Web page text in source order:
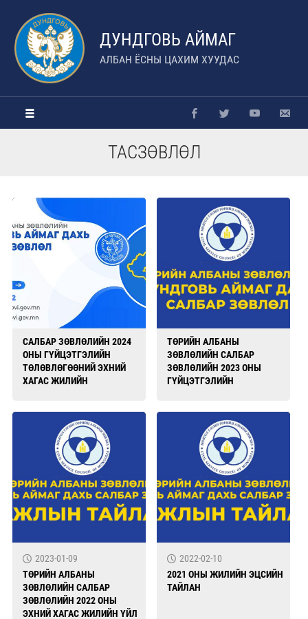
ДУНДГОВЬ АЙМАГ
АЛБАН ЁСНЫ ЦАХИМ ХУУДАС
ТАСЗӨВЛӨЛ
САЛБАР ЗӨВЛӨЛИЙН 2024
ОНЫ ГҮЙЦЭТГЭЛИЙН
ТӨЛӨВЛӨГӨӨНИЙ ЭХНИЙ
ХАГАС ЖИЛИЙН
ТӨРИЙН АЛБАНЫ
ЗӨВЛӨЛИЙН САЛБАР
ЗӨВЛӨЛИЙН 2023 ОНЫ
ГҮЙЦЭТГЭЛИЙН
2023-01-09
ТӨРИЙН АЛБАНЫ
ЗӨВЛӨЛИЙН САЛБАР
ЗӨВЛӨЛИЙН 2022 ОНЫ
ЭХНИЙ ХАГАС ЖИЛИЙН ҮЙЛ
2022-02-10
2021 ОНЫ ЖИЛИЙН ЭЦСИЙН
ТАЙЛАН